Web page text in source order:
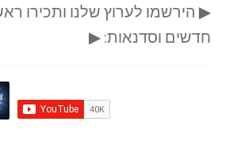
▶ הירשמו לערוץ שלנו ותכירו
חדשים וסדנאות: ▶